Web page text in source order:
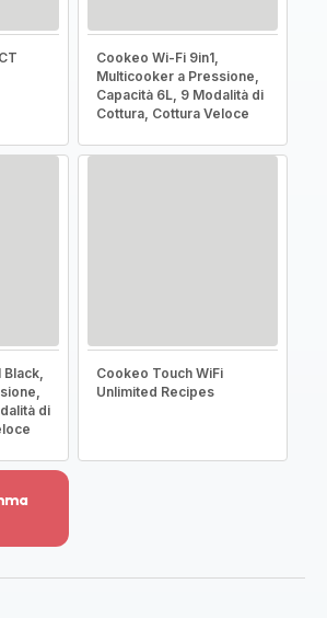
Cookeo Wi-Fi 9in1,
Multicooker a Pressione,
Capacità 6L, 9 Modalità di
Cottura, Cottura Veloce
Black,
di
Cookeo Touch WiFi
Unlimited Recipes